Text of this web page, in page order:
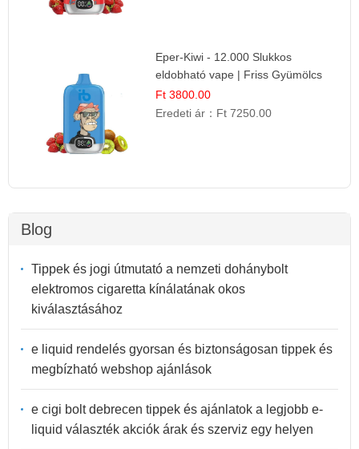
Eper-Kiwi - 12.000 Slukkos
eldobható vape | Friss Gyümölcs
Kombináció
Ft 3800.00
Eredeti ár： Ft 7250.00
Blog
Tippek és jogi útmutató a nemzeti dohánybolt
elektromos cigaretta kínálatának okos
kiválasztásához
e liquid rendelés gyorsan és biztonságosan tippek és
megbízható webshop ajánlások
e cigi bolt debrecen tippek és ajánlatok a legjobb e-
liquid választék akciók árak és szerviz egy helyen